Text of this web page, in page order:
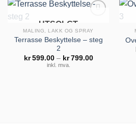
huskeliste
UTSOLGT
MALING, LAKK OG SPRAY
Terrasse Beskyttelse – steg
2
kr 599.00 – kr 799.00Prisområde:
inkl. mva.